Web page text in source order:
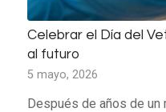
Celebrar el Día del
al futuro
5 mayo, 2026
Después de años de